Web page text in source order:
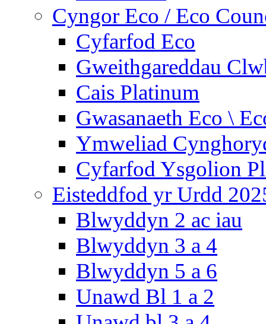
Cyngor Eco / Eco
Cyfarfod Eco
Gweithgareddau
Cais Platinum
Gwasanaeth Eco \
Ymweliad
Cyfarfod Ysgolion
Eisteddfod yr Urdd
Blwyddyn 2 ac iau
Blwyddyn 3 a 4
Blwyddyn 5 a 6
Unawd Bl 1 a 2